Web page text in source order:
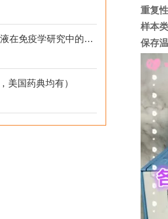
ACK红细胞裂解液在免疫学研究中的应用
美国药典均有）
重复
样本
保存